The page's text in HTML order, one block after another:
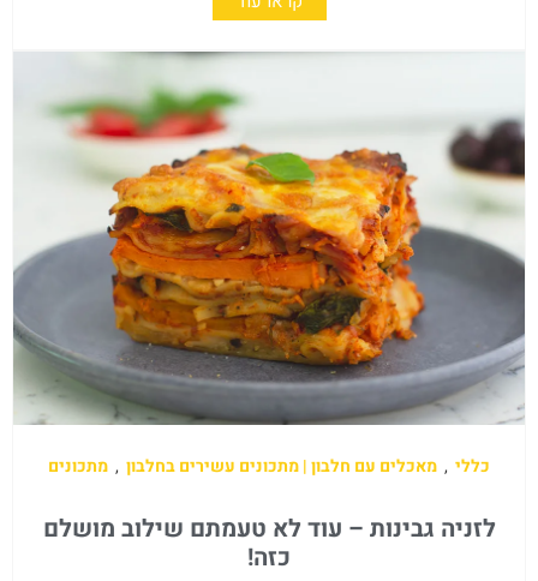
כללי , מאכלים עם חלבון | מתכונים עשירים בחלבון , מתכונים
לזניה גבינות – עוד לא טעמתם שילוב מושלם
כזה!